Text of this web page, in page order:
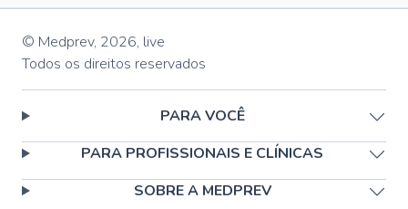
© Medprev, 2026, live
Todos os direitos reservados
PARA VOCÊ
PARA PROFISSIONAIS E CLÍNICAS
SOBRE A MEDPREV